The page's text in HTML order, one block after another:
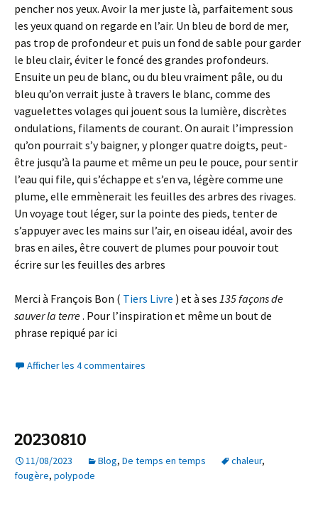
pencher nos yeux. Avoir la mer juste là, parfaitement sous
les yeux quand on regarde en l’air. Un bleu de bord de mer,
pas trop de profondeur et puis un fond de sable pour garder
le bleu clair, éviter le foncé des grandes profondeurs.
Ensuite un peu de blanc, ou du bleu vraiment pâle, ou du
bleu qu’on verrait juste à travers le blanc, comme des
vaguelettes volages qui jouent sous la lumière, discrètes
ondulations, filaments de courant. On aurait l’impression
qu’on pourrait s’y baigner, y plonger quatre doigts, peut-
être jusqu’à la paume et même un peu le pouce, pour sentir
l’eau qui file, qui s’échappe et s’en va, légère comme une
plume, elle emmènerait les feuilles des arbres des rivages.
Un voyage tout léger, sur la pointe des pieds, tenter de
s’appuyer avec les mains sur l’air, en oiseau idéal, avoir des
bras en ailes, être couvert de plumes pour pouvoir tout
écrire sur les feuilles des arbres
Merci à François Bon ( Tiers Livre ) et à ses 135 façons de
sauver la terre. Pour l’inspiration et même un bout de
phrase repiqué par ici
Afficher les 4 commentaires
20230810
11/08/2023 Blog, De temps en temps chaleur,
fougère, polypode